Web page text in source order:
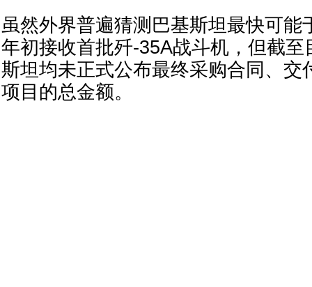
虽然外界普遍猜测巴基斯坦最快可能
年初接收首批歼-35A战斗机，但截至
斯坦均未正式公布最终采购合同、交
项目的总金额。